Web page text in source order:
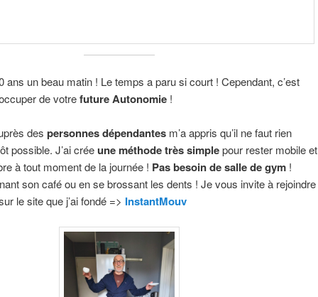
ans un beau matin ! Le temps a paru si court ! Cependant, c’est
de votrefuture Autonomie !
des personnes dépendantes m’a appris qu’il ne faut rien
possible. J’ai créeune méthode très simplepour rester mobile et
à tout moment de la journée ! Pas besoin de salle de gym !
son café ou en se brossant les dents ! Je vous invite à rejoindre
le site que j’ai fondé => InstantMouv